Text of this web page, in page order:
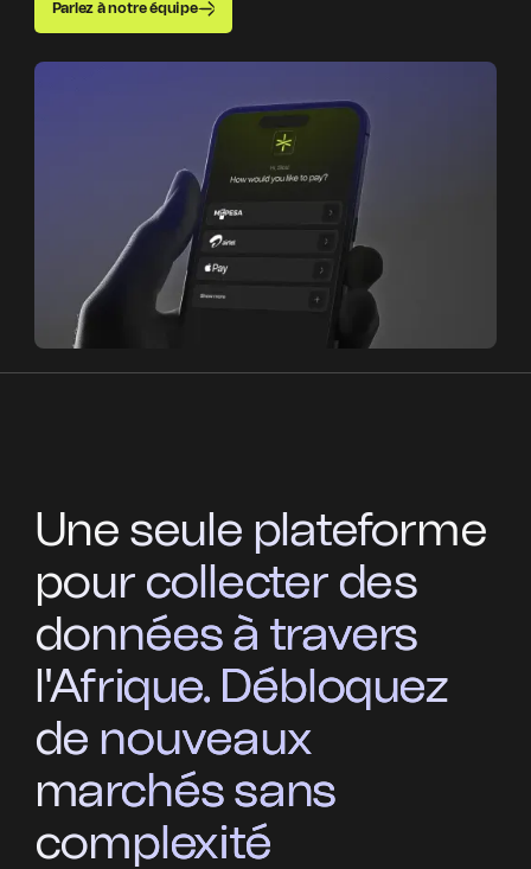
Parlez à notre équipe
Une seule plateforme
pour collecter des
données à travers
l'Afrique. Débloquez
de nouveaux
marchés sans
complexité